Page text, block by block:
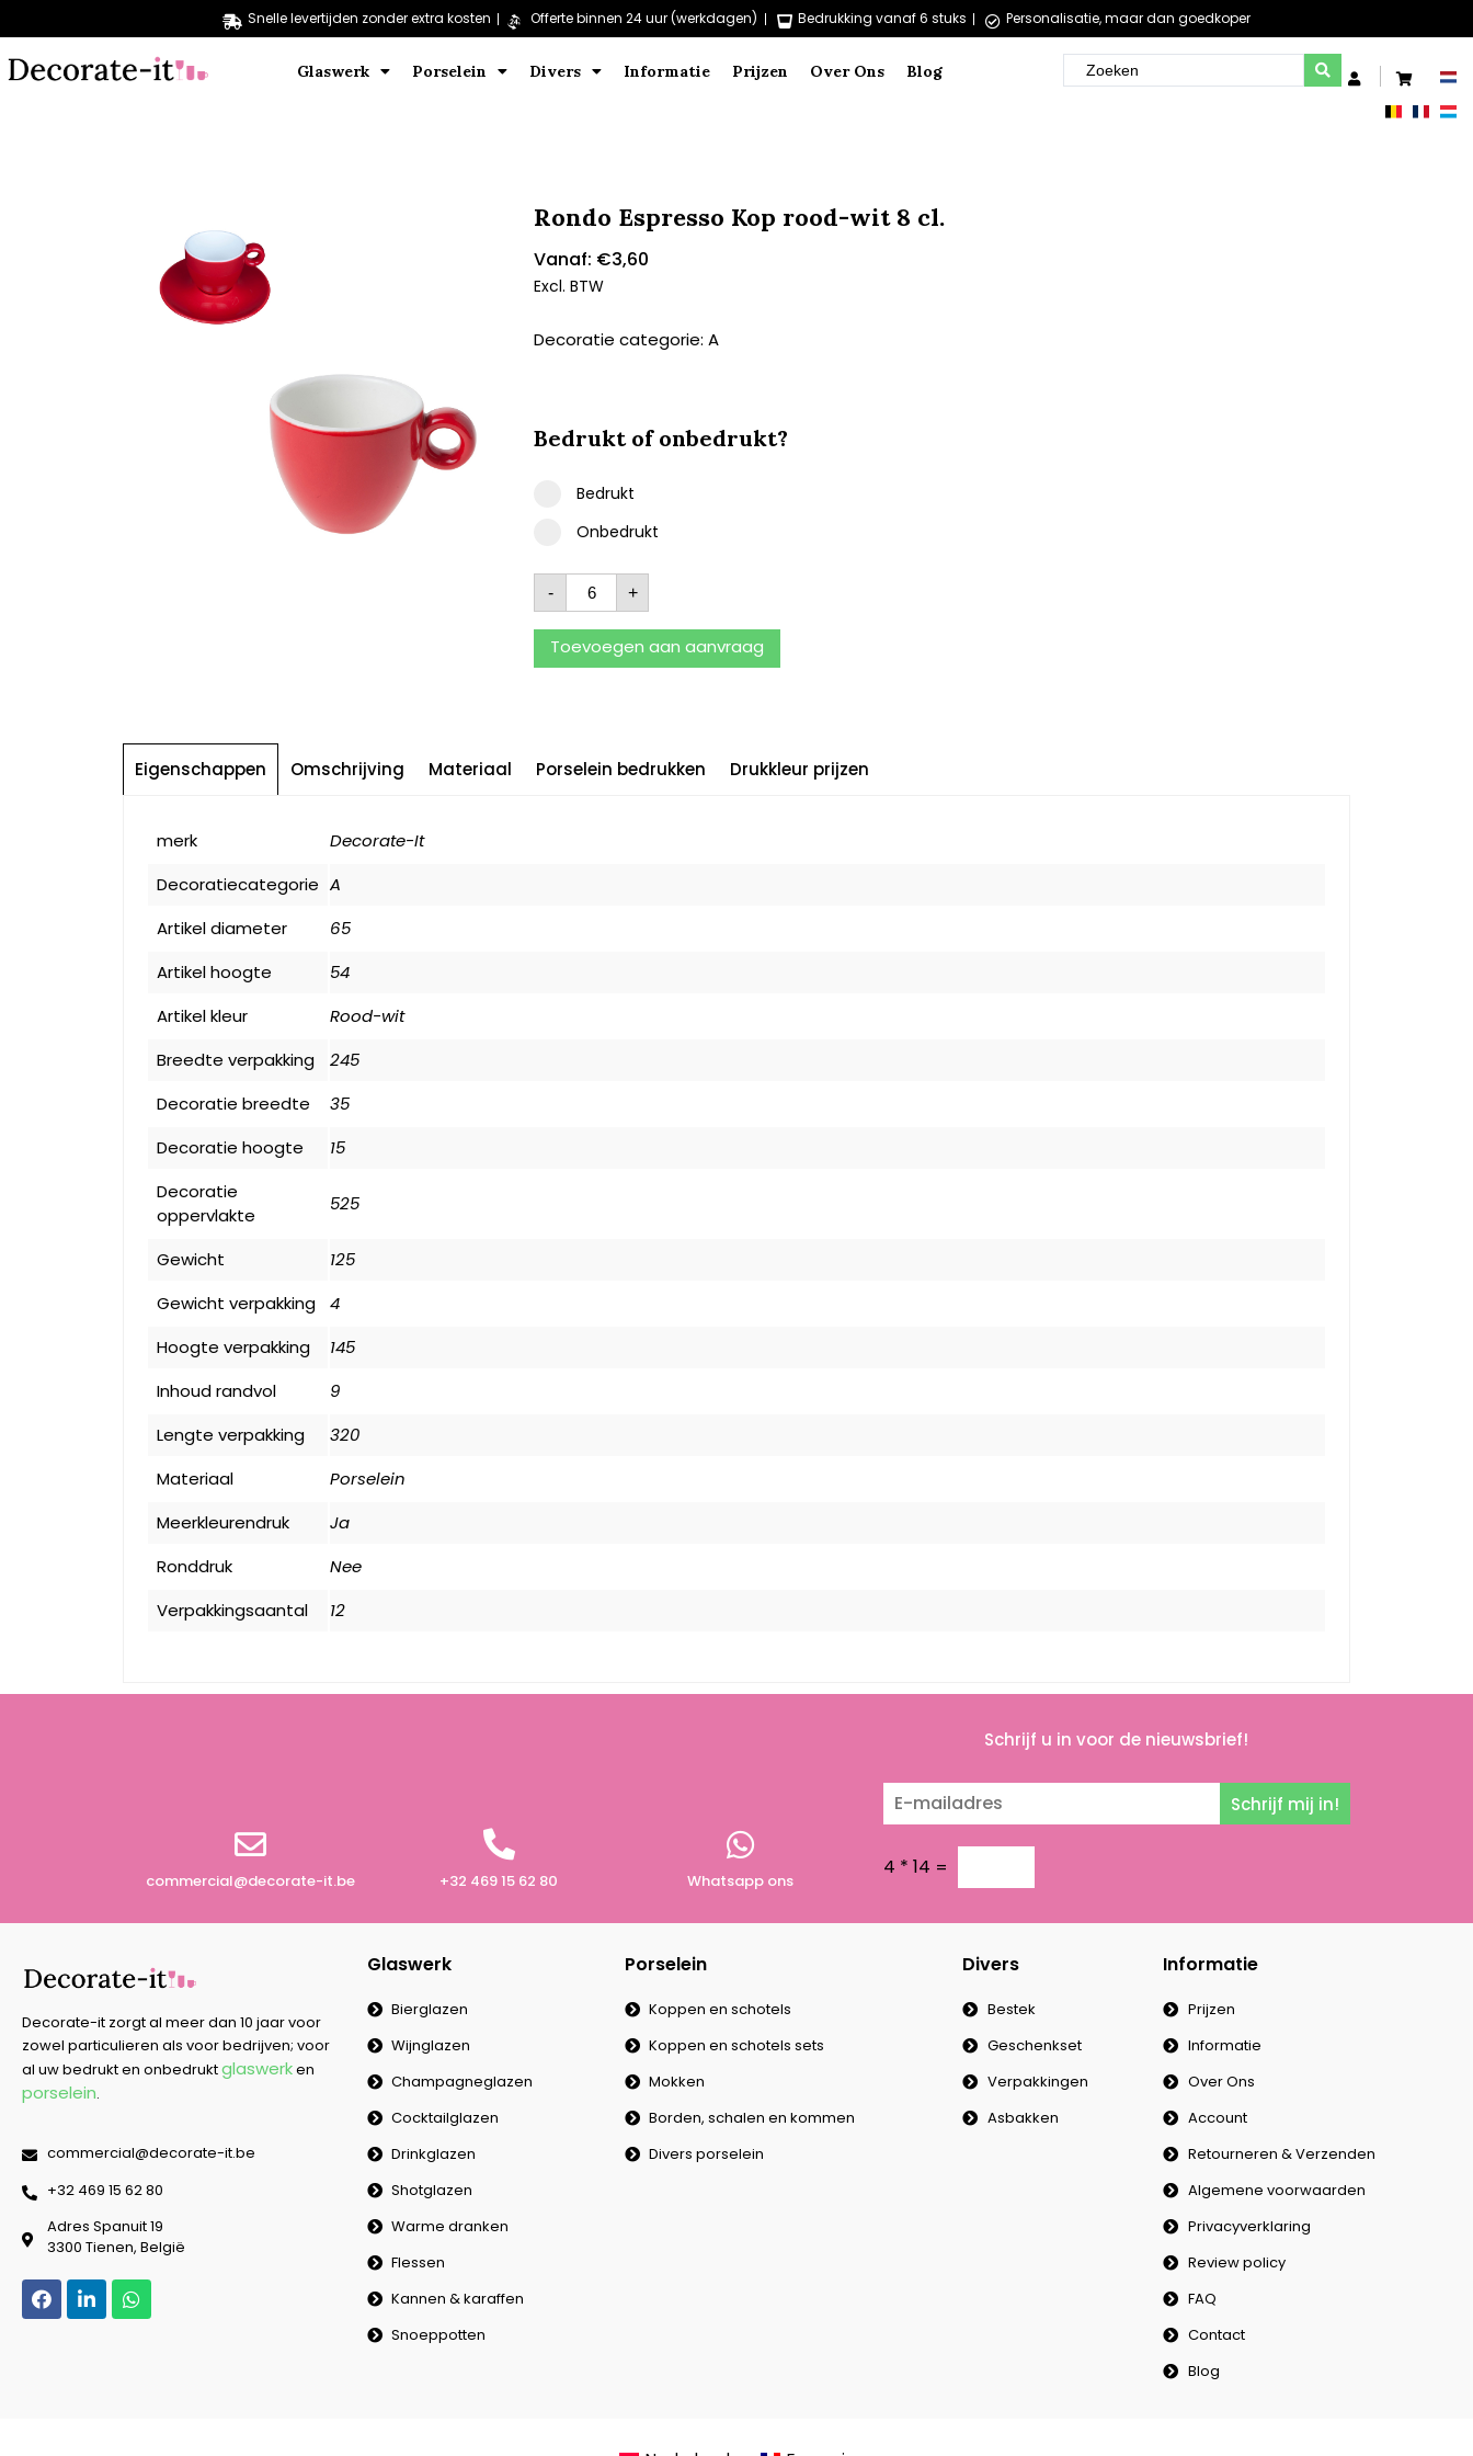
Snelle levertijden zonder extra kosten Offerte binnen 24 uur (werkdagen) Bedrukking vanaf 6 stuks Personalisatie, maar dan goedkoper
Glaswerk Porselein Divers Informatie Prijzen Over Ons Blog
Rondo Espresso Kop rood-wit 8 cl.
Vanaf: €3,60
Excl. BTW
Decoratie categorie: A
Bedrukt of onbedrukt?
Bedrukt
Onbedrukt
- +
Toevoegen aan aanvraag
Eigenschappen Omschrijving Materiaal Porselein bedrukken Drukkleur prijzen
merk
Decorate-It
Decoratiecategorie A
Artikel diameter
65
Artikel hoogte
54
Artikel kleur
Rood-wit
Breedte verpakking
245
Decoratie breedte
35
Decoratie hoogte
15
Decoratie
oppervlakte
525
Gewicht
125
Gewicht verpakking
4
Hoogte verpakking
145
Inhoud randvol
9
Lengte verpakking
320
Materiaal
Porselein
Meerkleurendruk
Ja
Ronddruk
Nee
Verpakkingsaantal
12
commercial@decorate-it.be +32 469 15 62 80 Whatsapp ons
Schrijf u in voor de nieuwsbrief!
4 * 14 =
Schrijf mij in!
Decorate-it zorgt al meer dan 10 jaar voor
zowel particulieren als voor bedrijven; voor
al uw bedrukt en onbedruktglaswerken
porselein.
commercial@decorate-it.be
‭+32 469 15 62 80‬
Adres Spanuit 19
3300 Tienen, België
Glaswerk
Bierglazen
Wijnglazen
Champagneglazen
Cocktailglazen
Drinkglazen
Shotglazen
Warme dranken
Flessen
Kannen & karaffen
Snoeppotten
Porselein
Koppen en schotels
Koppen en schotels sets
Mokken
Borden, schalen en kommen
Divers porselein
Divers
Bestek
Geschenkset
Verpakkingen
Asbakken
Informatie
Prijzen
Informatie
Over Ons
Account
Retourneren & Verzenden
Algemene voorwaarden
Privacyverklaring
Review policy
FAQ
Contact
Blog